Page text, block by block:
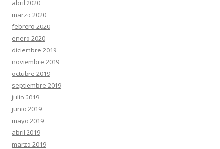
abril 2020
marzo 2020
febrero 2020
enero 2020
diciembre 2019
noviembre 2019
octubre 2019
septiembre 2019
julio 2019
junio 2019
mayo 2019
abril 2019
marzo 2019